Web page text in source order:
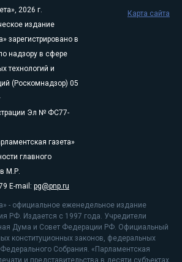
2026 г.
издание
зарегистрировано в
надзору в сфере
технологий и
(Роскомнадзор) 05
Эл № ФС77-
газета»
главного
М.Р.
E-mail: pg@pnp.ru
- официальное еженедельное издание
РФ. Издается с 1997 года. Учредители
Дума и Совет Федерации РФ. Официальный
конституционных законов, федеральных
Собрания. «Парламентская
и представительства в десяти субъектах
Карта сайта